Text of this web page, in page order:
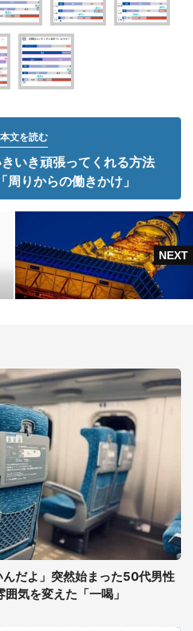
文を読む
いき頑張ってくれる方法
りからの働きかけ」
だよ」突然始まった50代男性
気を変えた「一喝」